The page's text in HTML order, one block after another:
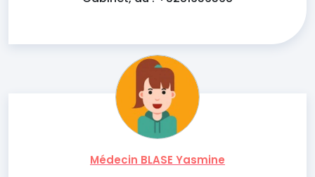
Médecin BLASE Yasmine